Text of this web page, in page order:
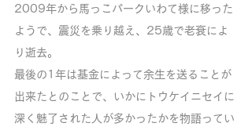
2009年から馬っこパークいわて様に移った
ようで、震災を乗り越え、25歳で老衰によ
り逝去。
最後の1年は基金によって余生を送ることが
出来たとのことで、いかにトウケイニセイに
深く魅了された人が多かったかを物語ってい